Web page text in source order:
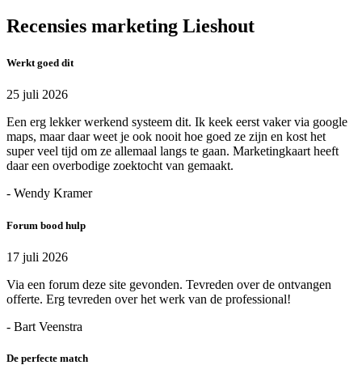
Recensies marketing Lieshout
Werkt goed dit
25 juli 2026
Een erg lekker werkend systeem dit. Ik keek eerst vaker via google
maps, maar daar weet je ook nooit hoe goed ze zijn en kost het
super veel tijd om ze allemaal langs te gaan. Marketingkaart heeft
daar een overbodige zoektocht van gemaakt.
- Wendy Kramer
Forum bood hulp
17 juli 2026
Via een forum deze site gevonden. Tevreden over de ontvangen
offerte. Erg tevreden over het werk van de professional!
- Bart Veenstra
De perfecte match